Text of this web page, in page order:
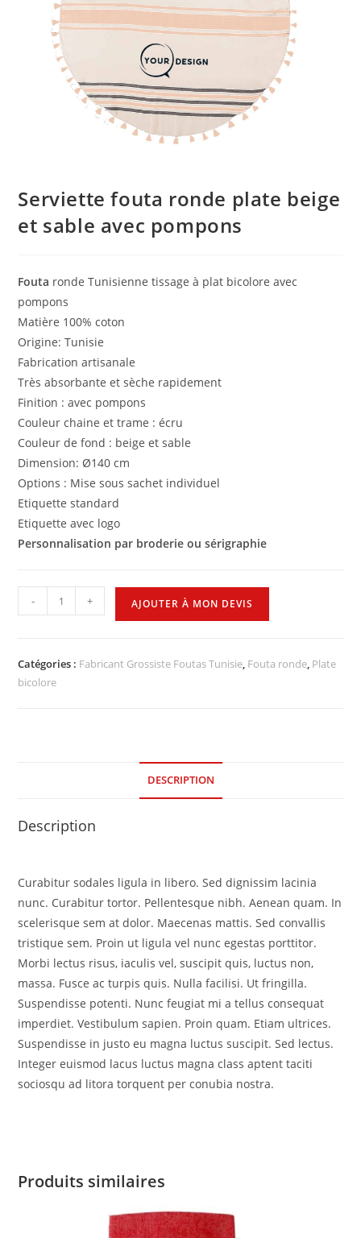
Serviette fouta ronde plate beige
et sable avec pompons
Fouta ronde Tunisienne tissage à plat bicolore avec
pompons
Matière 100% coton
Origine: Tunisie
Fabrication artisanale
Très absorbante et sèche rapidement
Finition : avec pompons
Couleur chaine et trame : écru
Couleur de fond : beige et sable
Dimension: Ø140 cm
Options : Mise sous sachet individuel
Etiquette standard
Etiquette avec logo
Personnalisation par broderie ou sérigraphie
- + AJOUTER À MON DEVIS
Catégories : Fabricant Grossiste Foutas Tunisie, Fouta ronde, Plate
bicolore
DESCRIPTION
Description
Curabitur sodales ligula in libero. Sed dignissim lacinia
nunc. Curabitur tortor. Pellentesque nibh. Aenean quam. In
scelerisque sem at dolor. Maecenas mattis. Sed convallis
tristique sem. Proin ut ligula vel nunc egestas porttitor.
Morbi lectus risus, iaculis vel, suscipit quis, luctus non,
massa. Fusce ac turpis quis. Nulla facilisi. Ut fringilla.
Suspendisse potenti. Nunc feugiat mi a tellus consequat
imperdiet. Vestibulum sapien. Proin quam. Etiam ultrices.
Suspendisse in justo eu magna luctus suscipit. Sed lectus.
Integer euismod lacus luctus magna class aptent taciti
sociosqu ad litora torquent per conubia nostra.
Produits similaires